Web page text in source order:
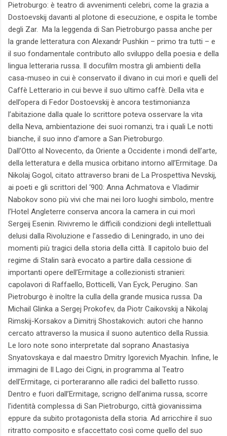
Pietroburgo: è teatro di avvenimenti celebri, come la grazia a
Dostoevskij davanti al plotone di esecuzione, e ospita le tombe
degli Zar. Ma la leggenda di San Pietroburgo passa anche per
la grande letteratura con Alexandr Pushkin – primo tra tutti – e
il suo fondamentale contributo allo sviluppo della poesia e della
lingua letteraria russa. Il docufilm mostra gli ambienti della
casa-museo in cui è conservato il divano in cui morì e quelli del
Caffè Letterario in cui bevve il suo ultimo caffè. Della vita e
dell’opera di Fedor Dostoevskij è ancora testimonianza
l’abitazione dalla quale lo scrittore poteva osservare la vita
della Neva, ambientazione dei suoi romanzi, tra i quali Le notti
bianche, il suo inno d’amore a San Pietroburgo.
Dall’Otto al Novecento, da Oriente a Occidente i mondi dell’arte,
della letteratura e della musica orbitano intorno all’Ermitage. Da
Nikolaj Gogol, citato attraverso brani de La Prospettiva Nevskij,
ai poeti e gli scrittori del ‘900: Anna Achmatova e Vladimir
Nabokov sono più vivi che mai nei loro luoghi simbolo, mentre
l’Hotel Angleterre conserva ancora la camera in cui morì
Sergeij Esenin. Rivivremo le difficili condizioni degli intellettuali
delusi dalla Rivoluzione e l’assedio di Leningrado, in uno dei
momenti più tragici della storia della città. Il capitolo buio del
regime di Stalin sarà evocato a partire dalla cessione di
importanti opere dell’Ermitage a collezionisti stranieri:
capolavori di Raffaello, Botticelli, Van Eyck, Perugino. San
Pietroburgo è inoltre la culla della grande musica russa. Da
Michail Glinka a Sergej Prokofev, da Piotr Caikovskij a Nikolaj
Rimskij-Korsakov a Dimitrij Shostakovich: autori che hanno
cercato attraverso la musica il suono autentico della Russia.
Le loro note sono interpretate dal soprano Anastasiya
Snyatovskaya e dal maestro Dmitry Igorevich Myachin. Infine, le
immagini de Il Lago dei Cigni, in programma al Teatro
dell’Ermitage, ci porteraranno alle radici del balletto russo.
Dentro e fuori dall’Ermitage, scrigno dell’anima russa, scorre
l’identità complessa di San Pietroburgo, città giovanissima
eppure da subito protagonista della storia. Ad arricchire il suo
ritratto composito e sfaccettato così come quello del suo